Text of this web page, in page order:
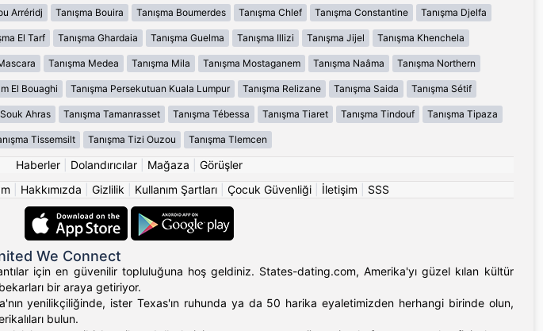
Arréridj Tanışma Bouira Tanışma Boumerdes Tanışma Chlef Tanışma Constantine Tanışma Djelfa
El Tarf Tanışma Ghardaia Tanışma Guelma Tanışma Illizi Tanışma Jijel Tanışma Khenchela
Tanışma Medea Tanışma Mila Tanışma Mostaganem Tanışma Naâma Tanışma Northern
El Bouaghi Tanışma Persekutuan Kuala Lumpur Tanışma Relizane Tanışma Saida Tanışma Sétif
Ahras Tanışma Tamanrasset Tanışma Tébessa Tanışma Tiaret Tanışma Tindouf Tanışma Tipaza
Tissemsilt Tanışma Tizi Ouzou Tanışma Tlemcen
Haberler Dolandırıcılar Mağaza
Görüşler
Hakkımızda Gizlilik Kullanım Şartları Çocuk Güvenliği İletişim SSS
We Connect
için en güvenilir topluluğuna hoş geldiniz. States-dating.com, Amerika'yı güzel kılan kültür
bir araya getiriyor.
yenilikçiliğinde, ister Texas'ın ruhunda ya da 50 harika eyaletimizden herhangi birinde olun,
bulun.